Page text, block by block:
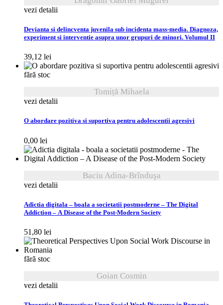
vezi detalii
Devianta si delincventa juvenila sub incidenta mass-media. Diagnoza,
experiment si interventie asupra unor grupuri de minori. Volumul II
39,12 lei
fără stoc
Tomiță Mihaela
vezi detalii
O abordare pozitiva si suportiva pentru adolescentii agresivi
0,00 lei
Baciu Adina-Brînduşa
vezi detalii
Adictia digitala – boala a societatii postmoderne – The Digital
Addiction – A Disease of the Post-Modern Society
51,80 lei
fără stoc
Goian Cosmin
vezi detalii